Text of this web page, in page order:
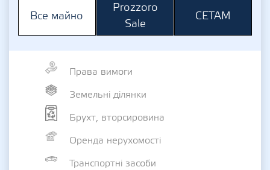
Все майно
Prozzoro
Sale
СЕТАМ
Права вимоги
Земельні ділянки
Брухт, вторсировина
Оренда нерухомості
Транспортні засоби